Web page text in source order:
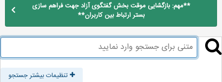
**مهم: بازگشایی موقت بخش گفتگوی آزاد جهت فراهم سازی
بستر ارتباط بین کاربران**
تنظیمات بیشتر جستجو